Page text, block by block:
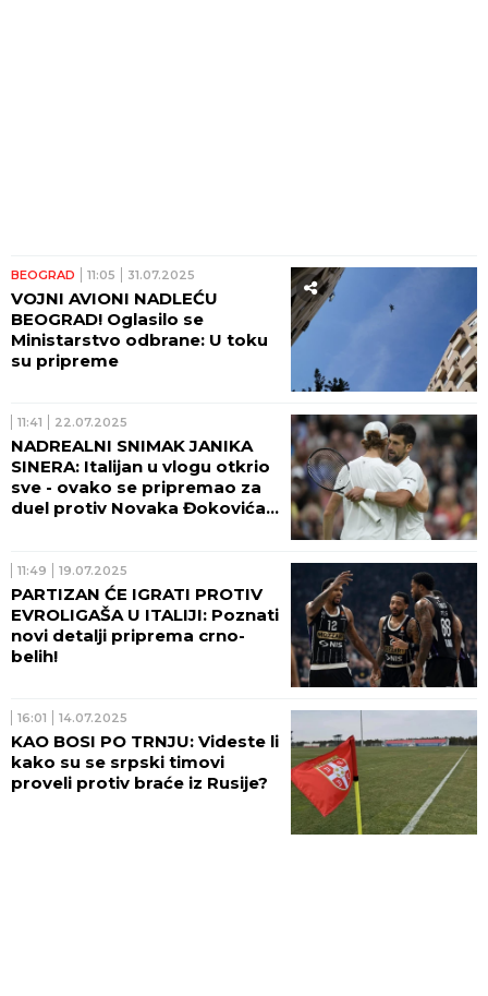
BEOGRAD 11:05 31.07.2025
VOJNI AVIONI NADLEĆU
BEOGRAD! Oglasilo se
Ministarstvo odbrane: U toku
su pripreme
11:41 22.07.2025
NADREALNI SNIMAK JANIKA
SINERA: Italijan u vlogu otkrio
sve - ovako se pripremao za
duel protiv Novaka Đokovića
11:49 19.07.2025
PARTIZAN ĆE IGRATI PROTIV
EVROLIGAŠA U ITALIJI: Poznati
novi detalji priprema crno-
belih!
16:01 14.07.2025
KAO BOSI PO TRNJU: Videste li
kako su se srpski timovi
proveli protiv braće iz Rusije?